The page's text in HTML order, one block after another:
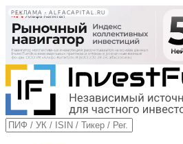
РЕКЛАМА • ALFACAPITAL.RU